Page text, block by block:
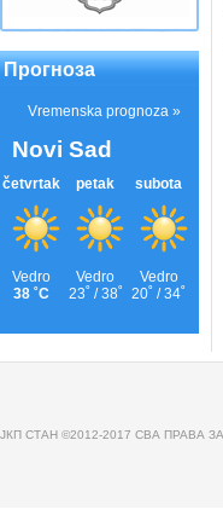
Прогноза
JКП СТАН ©2012-2017 СВА ПРАВА